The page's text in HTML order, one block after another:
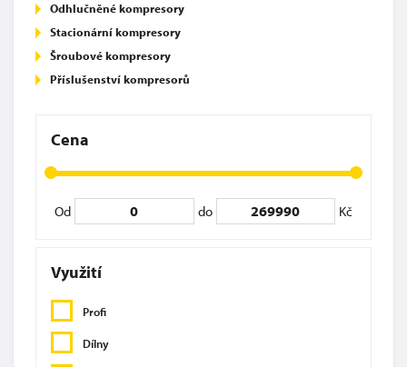
Odhlučněné kompresory
Stacionární kompresory
Šroubové kompresory
Příslušenství kompresorů
Cena
Od do Kč
Využití
Profi
Dílny